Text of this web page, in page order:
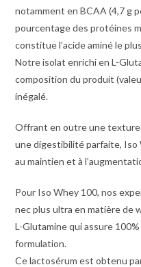
notamment en BCAA (4,7 g
pourcentage des protéines
constitue l’acide aminé le
Notre isolat enrichi en L-
composition du produit
inégalé.
Offrant en outre une texture
une digestibilité parfaite,
au maintien et à
Pour Iso Whey 100, nos
nec plus ultra en matière de
L-Glutamine qui assure
formulation.
Ce lactosérum est obtenu